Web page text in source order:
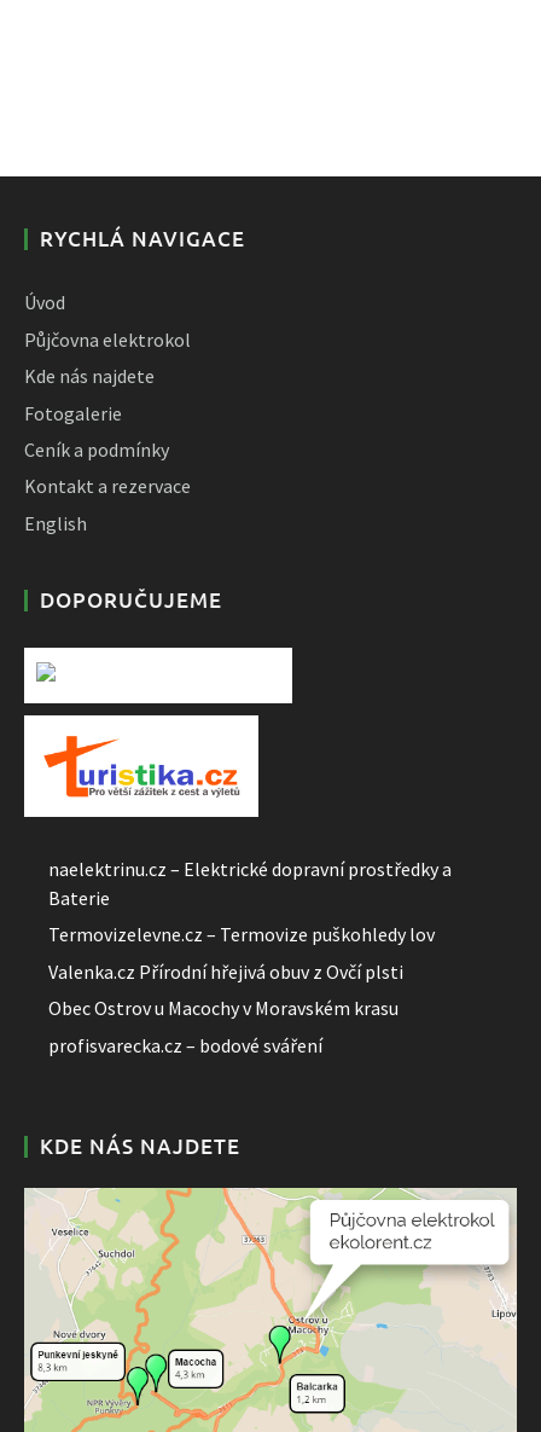
RYCHLÁ NAVIGACE
Úvod
Půjčovna elektrokol
Kde nás najdete
Fotogalerie
Ceník a podmínky
Kontakt a rezervace
English
DOPORUČUJEME
naelektrinu.cz – Elektrické dopravní prostředky a
Baterie
Termovizelevne.cz – Termovize puškohledy lov
Valenka.cz Přírodní hřejivá obuv z Ovčí plsti
Obec Ostrov u Macochy v Moravském krasu
profisvarecka.cz – bodové sváření
KDE NÁS NAJDETE